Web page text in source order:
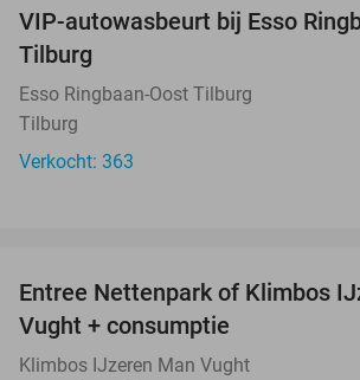
VIP-autowasbeurt bij Esso
Tilburg
Esso Ringbaan-Oost Tilburg
Tilburg
Verkocht: 363
Entree Nettenpark of Klimbos
Vught + consumptie
Klimbos IJzeren Man Vught